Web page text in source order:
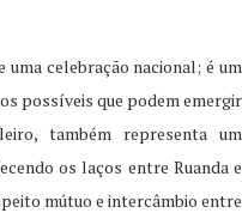
uma celebração nacional; é um
possíveis que podem emergir
também representa um
os laços entre Ruanda e
mútuo e intercâmbio entre